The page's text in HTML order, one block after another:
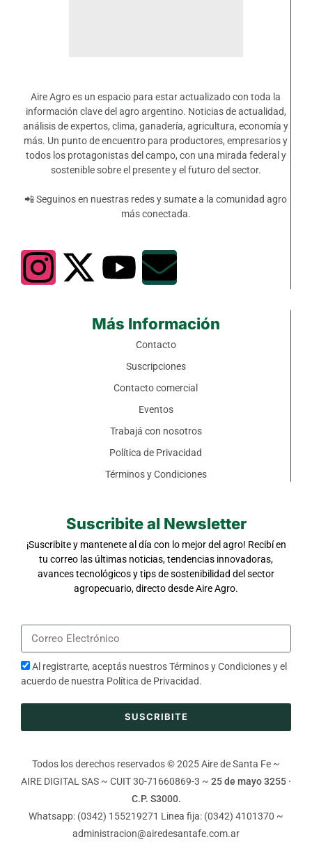
Aire Agro es un espacio para estar actualizado con toda la
información clave del agro argentino. Noticias de actualidad,
análisis de expertos, clima, ganadería, agricultura, economía y
más. Un punto de encuentro para productores, empresarios y
todos los protagonistas del campo, con una mirada federal y
sostenible sobre el presente y el futuro del sector.
📲 Seguinos en nuestras redes y sumate a la comunidad agro
más conectada.
Más Información
Contacto
Suscripciones
Contacto comercial
Eventos
Trabajá con nosotros
Política de Privacidad
Términos y Condiciones
Suscribite al Newsletter
¡Suscribite y mantenete al día con lo mejor del agro! Recibí en
tu correo las últimas noticias, tendencias innovadoras,
avances tecnológicos y tips de sostenibilidad del sector
agropecuario, directo desde Aire Agro.
Al registrarte, aceptás nuestrosTérminos y Condicionesy el
acuerdo de nuestra Política de Privacidad.
SUSCRIBITE
Todos los derechos reservados © 2025 Aire de Santa Fe ~
AIRE DIGITAL SAS ~ CUIT 30-71660869-3 ~ 25 de mayo 3255 ·
C.P. S3000.
Whatsapp: (0342) 155219271 Linea fija: (0342) 4101370 ~
administracion@airedesantafe.com.ar